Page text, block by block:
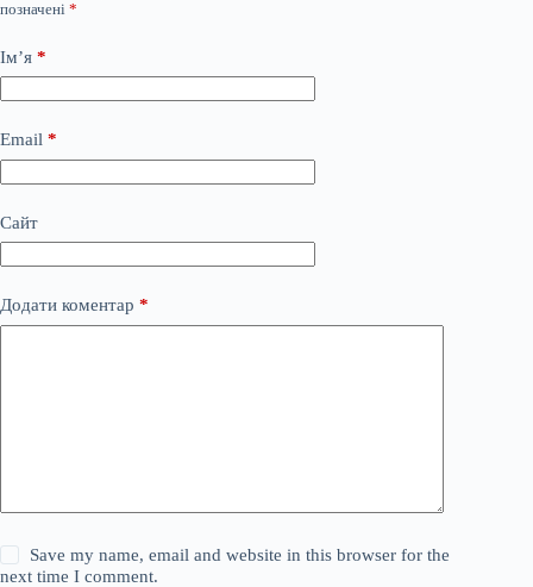
позначені *
Ім’я *
Email *
Сайт
Додати коментар *
Save my name, email and website in this browser for the
next time I comment.